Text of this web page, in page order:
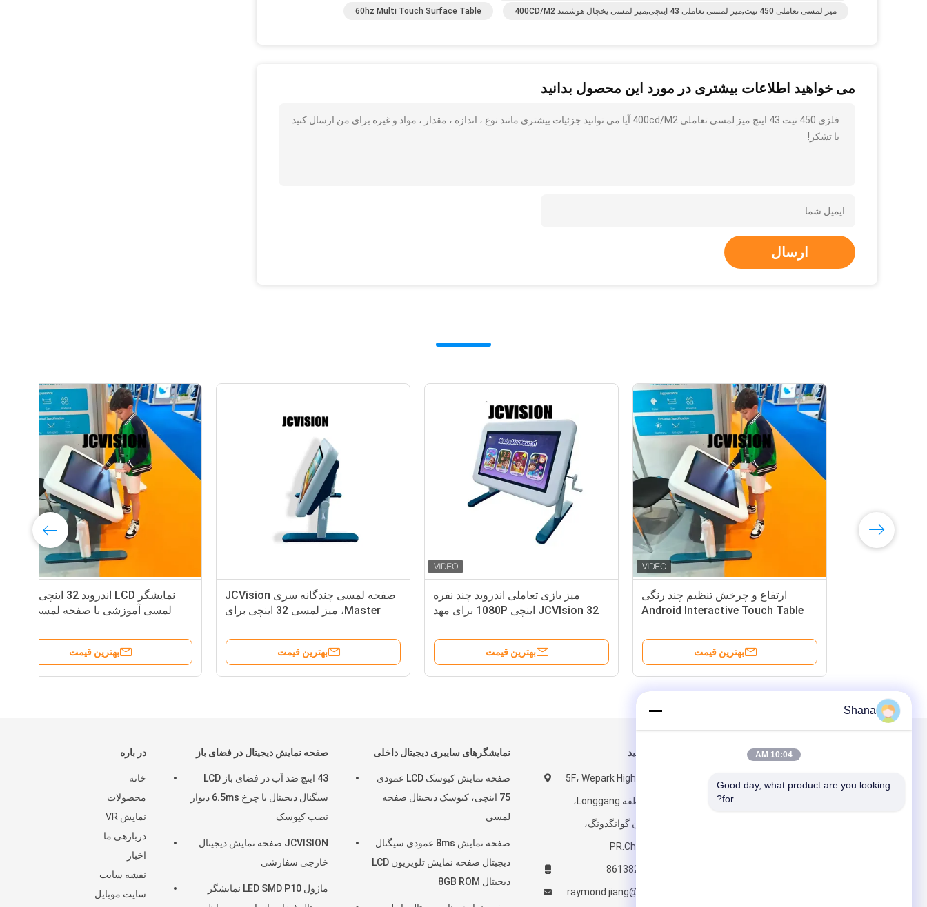
میز لمسی تعاملی 450 نیت,میز لمسی تعاملی 43 اینچی,میز لمسی یخچال هوشمند 400CD/M2
60hz Multi Touch Surface Table
می خواهید اطلاعات بیشتری در مورد این محصول بدانید
فلزی 450 نیت 43 اینچ میز لمسی تعاملی 400cd/M2 آیا می توانید جزئیات بیشتری مانند نوع ، اندازه ، مقدار ، مواد و غیره برای من ارسال کنید
با تشکر!
ارسال
ارتفاع و چرخش تنظیم چند رنگی
Android Interactive Touch Table
بهترین قیمت
میز بازی تعاملی اندروید چند نفره
JCVIsion 32 اینچی 1080P برای مهد
بهترین قیمت
صفحه لمسی چندگانه سری JCVision
Master، میز لمسی 32 اینچی برای
بهترین قیمت
نمایشگر LCD اندروید 32 اینچی، میز
لمسی آموزشی با صفحه لمسی 20
بهترین قیمت
در باره
خانه
محصولات
نمایش VR
دربارهی ما
اخبار
نقشه سایت
سایت موبایل
صفحه نمایش دیجیتال در فضای باز
43 اینچ ضد آب در فضای باز LCD
سیگنال دیجیتال با چرخ 6.5ms دیوار
نصب کیوسک
JCVISION صفحه نمایش دیجیتال
خارجی سفارشی
ماژول LED SMD P10 نمایشگر
نمایشگرهای سایبری دیجیتال داخلی
صفحه نمایش کیوسک LCD عمودی
75 اینچی، کیوسک دیجیتال صفحه
لمسی
صفحه نمایش 8ms عمودی سیگنال
دیجیتال صفحه نمایش تلویزیون LCD
دیجیتال 8GB ROM
ما را دنبال کنید
5F، Wepark High-tech part،
Pinghu، منطقه Longgang،
شنژن، استان گوانگدونگ،
PR.China.518172
raymond.jiang@jcvision.co
Shana
10:04 AM
Good day, what product are you looking
for?